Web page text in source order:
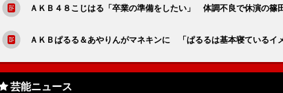
ＡＫＢ４８こじはる「卒業の準備をしたい」 体調不良で休演の篠
ＡＫＢぱるる＆あやりんがマネキンに 「ぱるるは基本寝ているイ
芸能ニュース